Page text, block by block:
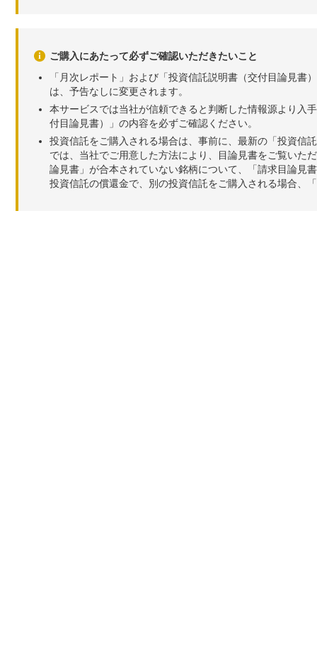
ご購入にあたって必ずご確認いただきたいこと
「月次レポート」および「投資信託説明書（交付目論見
は、予告なしに変更されます。
本サービスでは当社が信頼できると判断した情報源より入
付目論見書）」の内容を必ずご確認ください。
投資信託をご購入される場合は、事前に、最新の「投資信
では、当社でご用意した方法により、目論見書をご覧いた
論見書」が合本されていない銘柄について、「請求目論見
投資信託の償還金で、別の投資信託をご購入される場合、